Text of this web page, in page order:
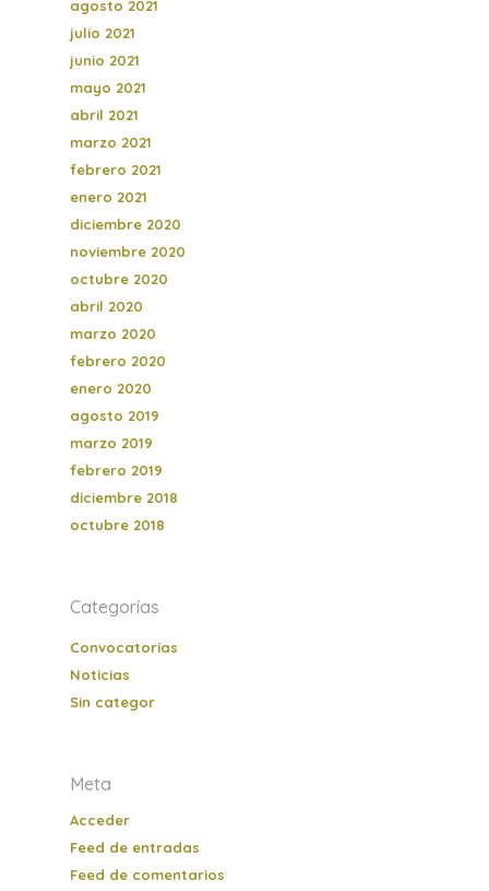
agosto 2021
julio 2021
junio 2021
mayo 2021
abril 2021
marzo 2021
febrero 2021
enero 2021
diciembre 2020
noviembre 2020
octubre 2020
abril 2020
marzo 2020
febrero 2020
enero 2020
agosto 2019
marzo 2019
febrero 2019
diciembre 2018
octubre 2018
Categorías
Convocatorias
Noticias
Sin categor
Meta
Acceder
Feed de entradas
Feed de comentarios